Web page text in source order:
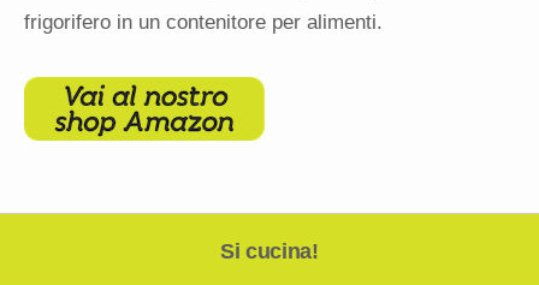
frigorifero in un contenitore per alimenti.
Si cucina!